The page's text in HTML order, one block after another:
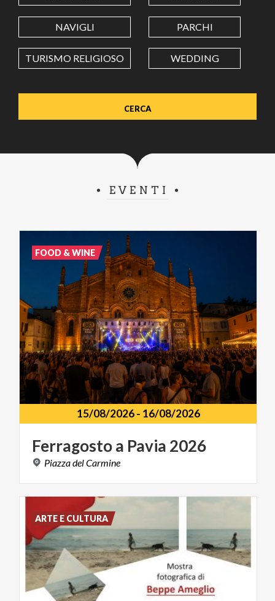
LONGITUDINE
Value in decimal degrees. Use dot (.) as decimal separator.
NAVIGLI PARCHI
TURISMO RELIGIOSO WEDDING
EVENTI
15/08/2026- 16/08/2026
Ferragostoa Pavia 2026
PiazzadelCarmine
FOOD & WINE
ARTE E CULTURA